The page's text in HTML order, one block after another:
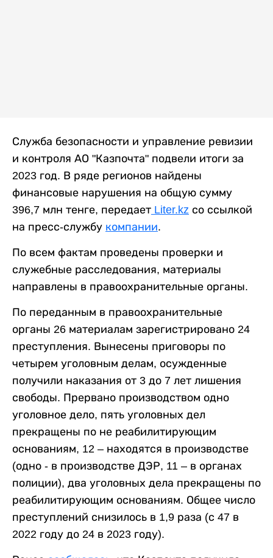
Служба безопасности и управление ревизии
и контроля АО "Казпочта" подвели итоги за
2023 год. В ряде регионов найдены
финансовые нарушения на общую сумму
396,7 млн тенге, передает Liter.kz со ссылкой
на пресс-службу компании.
По всем фактам проведены проверки и
служебные расследования, материалы
направлены в правоохранительные органы.
По переданным в правоохранительные
органы 26 материалам зарегистрировано 24
преступления. Вынесены приговоры по
четырем уголовным делам, осужденные
получили наказания от 3 до 7 лет лишения
свободы. Прервано производством одно
уголовное дело, пять уголовных дел
прекращены по не реабилитирующим
основаниям, 12 – находятся в производстве
(одно - в производстве ДЭР, 11 – в органах
полиции), два уголовных дела прекращены по
реабилитирующим основаниям. Общее число
преступлений снизилось в 1,9 раза (с 47 в
2022 году до 24 в 2023 году).